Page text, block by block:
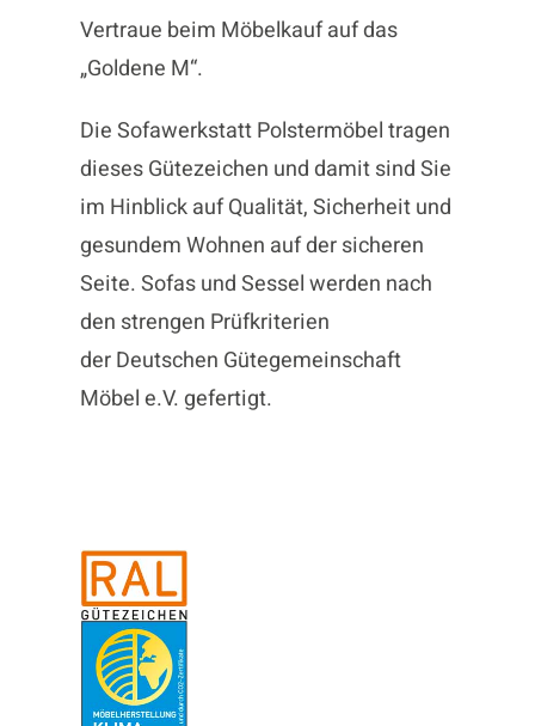
Vertraue beim Möbelkauf auf das
„Goldene M“.
Die Sofawerkstatt Polstermöbel tragen
dieses Gütezeichen und damit sind Sie
im Hinblick auf Qualität, Sicherheit und
gesundem Wohnen auf der sicheren
Seite. Sofas und Sessel werden nach
den strengen Prüfkriterien
derDeutschen Gütegemeinschaft
Möbel e.V.gefertigt.